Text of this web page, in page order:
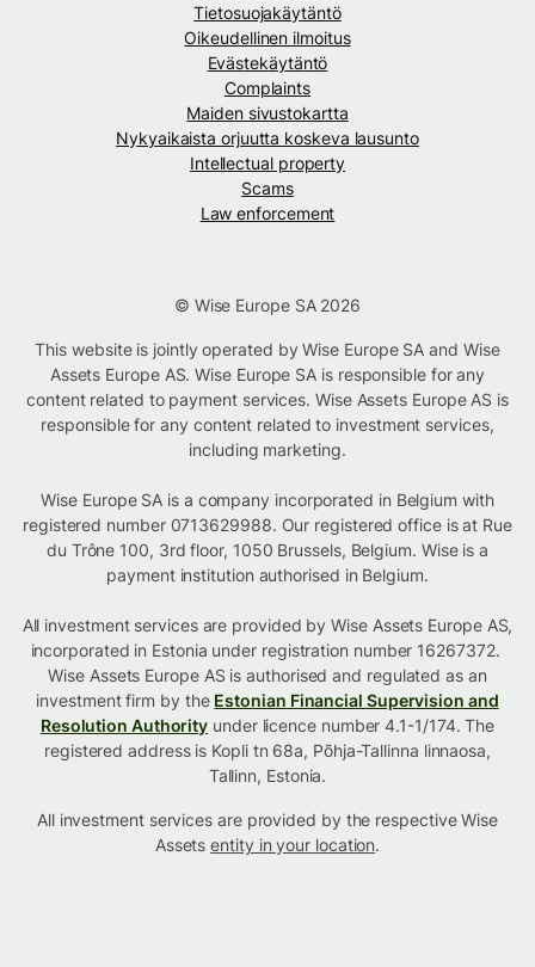
Tietosuojakäytäntö
Oikeudellinen ilmoitus
Evästekäytäntö
Complaints
Maiden sivustokartta
Nykyaikaista orjuutta koskeva lausunto
Intellectual property
Scams
Law enforcement
© Wise Europe SA 2026
This website is jointly operated by Wise Europe SA and Wise
Assets Europe AS. Wise Europe SA is responsible for any
content related to payment services. Wise Assets Europe AS is
responsible for any content related to investment services,
including marketing.
Wise Europe SA is a company incorporated in Belgium with
registered number 0713629988. Our registered office is at Rue
du Trône 100, 3rd floor, 1050 Brussels, Belgium. Wise is a
payment institution authorised in Belgium.
All investment services are provided by Wise Assets Europe AS,
incorporated in Estonia under registration number 16267372.
Wise Assets Europe AS is authorised and regulated as an
investment firm by the Estonian Financial Supervision and
Resolution Authority under licence number 4.1-1/174. The
registered address is Kopli tn 68a, Põhja-Tallinna linnaosa,
Tallinn, Estonia.
All investment services are provided by the respective Wise
Assetsentity in your location.